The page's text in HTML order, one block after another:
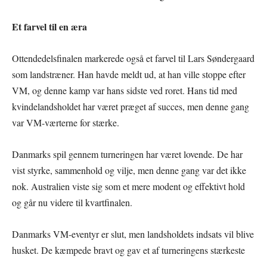
Et farvel til en æra
Ottendedelsfinalen markerede også et farvel til Lars Søndergaard
som landstræner. Han havde meldt ud, at han ville stoppe efter
VM, og denne kamp var hans sidste ved roret. Hans tid med
kvindelandsholdet har været præget af succes, men denne gang
var VM-værterne for stærke.
Danmarks spil gennem turneringen har været lovende. De har
vist styrke, sammenhold og vilje, men denne gang var det ikke
nok. Australien viste sig som et mere modent og effektivt hold
og går nu videre til kvartfinalen.
Danmarks VM-eventyr er slut, men landsholdets indsats vil blive
husket. De kæmpede bravt og gav et af turneringens stærkeste